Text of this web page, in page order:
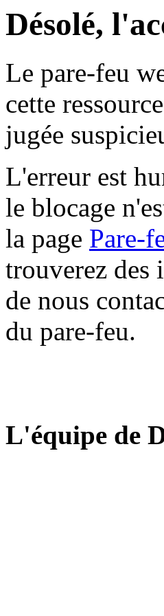
Désolé,
Le pare-feu
cette
jugée
L'erreur est
le blocage
la page Pare-
trouverez des
de nous
du pare-feu.
L'équipe de